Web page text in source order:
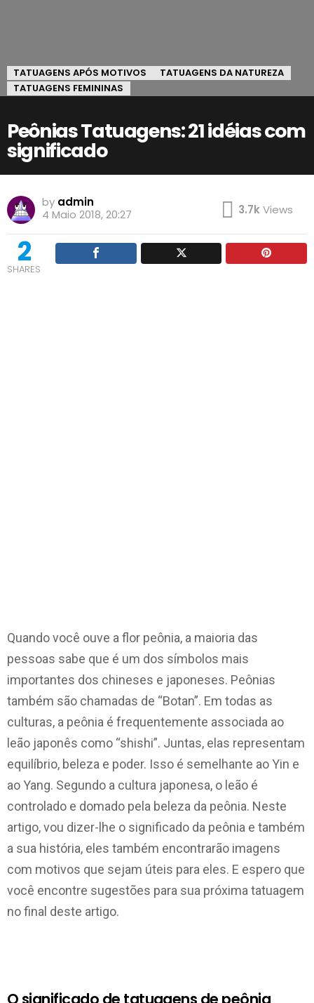
TATUAGENS APÓS MOTIVOS
TATUAGENS DA NATUREZA
TATUAGENS FEMININAS
Peônias Tatuagens: 21 idéias com
significado
by admin
4 Maio 2018, 20:27
3.7kViews
2
SHARES
Quando você ouve a flor peônia, a maioria das
pessoas sabe que é um dos símbolos mais
importantes dos chineses e japoneses. Peônias
também são chamadas de “Botan”. Em todas as
culturas, a peônia é frequentemente associada ao
leão japonês como “shishi”. Juntas, elas representam
equilíbrio, beleza e poder. Isso é semelhante ao Yin e
ao Yang. Segundo a cultura japonesa, o leão é
controlado e domado pela beleza da peônia. Neste
artigo, vou dizer-lhe o significado da peônia e também
a sua história, eles também encontrarão imagens
com motivos que sejam úteis para eles. E espero que
você encontre sugestões para sua próxima tatuagem
no final deste artigo.